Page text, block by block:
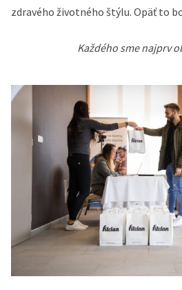
zdravého životného štýlu. Opäť to
Každého sme najprv